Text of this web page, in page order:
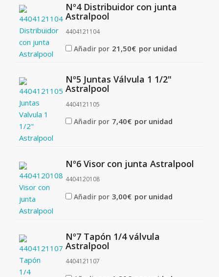
Nº4 Distribuidor con junta
Astralpool
4404121104
Añadir por 21,50€ por unidad
Nº5 Juntas Válvula 1 1/2"
Astralpool
4404121105
Añadir por 7,40€ por unidad
Nº6 Visor con junta Astralpool
4404120108
Añadir por 3,00€ por unidad
Nº7 Tapón 1/4 válvula
Astralpool
4404121107